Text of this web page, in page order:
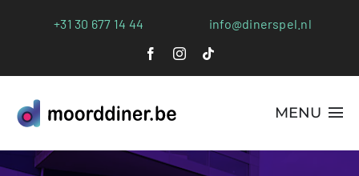
+31 30 677 14 44 info@dinerspel.nl
MENU
Alle Spellen